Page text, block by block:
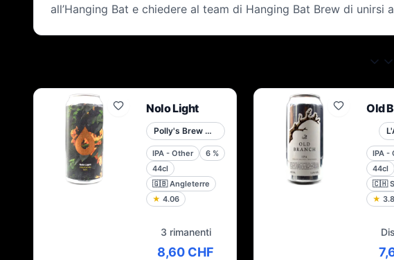
all’Hanging Bat e chiedere al team di Hanging Bat Brew di unirsi
Nolo Light
Polly's Brew Co.
IPA - Other 6 %
44cl
🇬🇧 Angleterre
★ 4.06
3 rimanenti
8,60 CHF
Old
IPA -
44cl
🇨🇭
★